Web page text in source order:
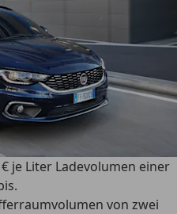
je Liter Ladevolumen einer
von zwei